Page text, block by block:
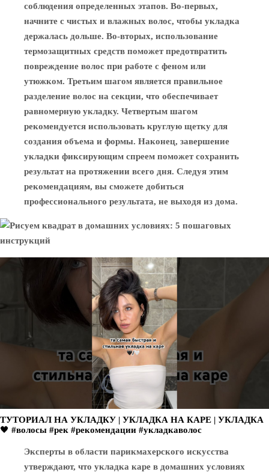
соблюдения определенных этапов. Во-первых,
начните с чистых и влажных волос, чтобы укладка
держалась дольше. Во-вторых, использование
термозащитных средств поможет предотвратить
повреждение волос при работе с феном или
утюжком. Третьим шагом является правильное
разделение волос на секции, что обеспечивает
равномерную укладку. Четвертым шагом
рекомендуется использовать круглую щетку для
создания объема и формы. Наконец, завершение
укладки фиксирующим спреем поможет сохранить
результат на протяжении всего дня. Следуя этим
рекомендациям, вы сможете добиться
профессионального результата, не выходя из дома.
ТУТОРИАЛ НА УКЛАДКУ | УКЛАДКА НА КАРЕ | УКЛАДКА
🖤 #волосы #рек #рекомендации #укладкаволос
Эксперты в области парикмахерского искусства
утверждают, что укладка каре в домашних условиях